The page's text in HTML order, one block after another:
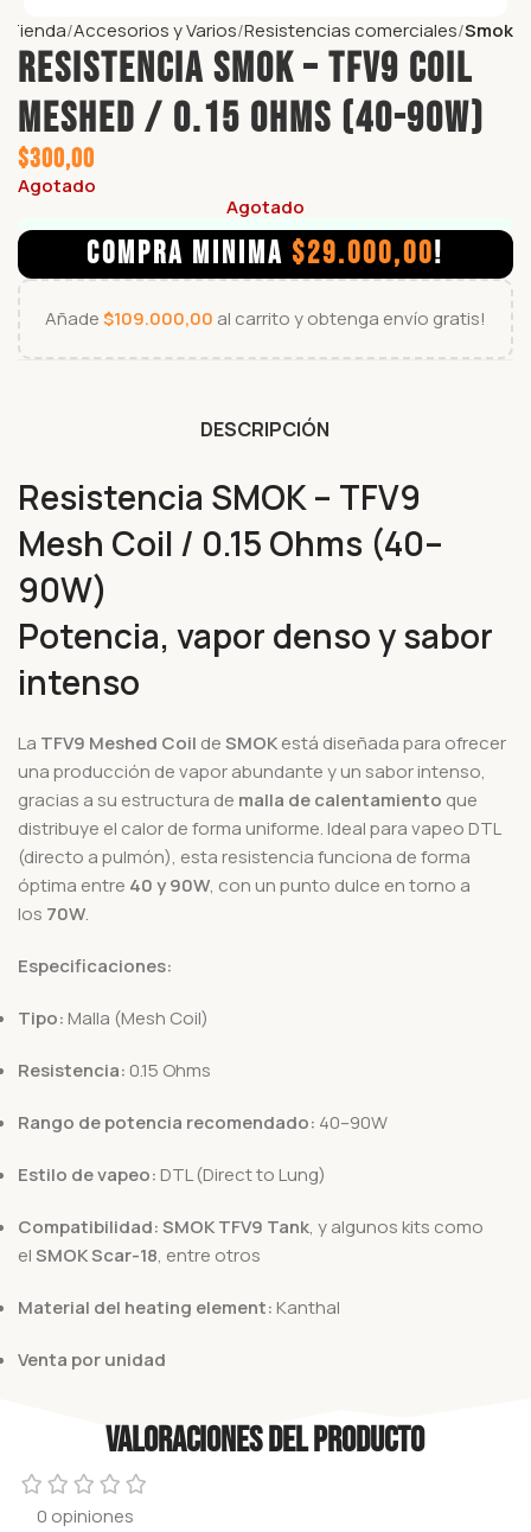
Tienda Accesorios y Varios Resistencias comerciales Smok
Resistencia SMOK – TFV9 COIL
Meshed / 0.15 Ohms (40-90W)
$300,00
Agotado
Agotado
COMPRA MINIMA $29.000,00!
Añade$109.000,00 al carrito y obtenga envío gratis!
DESCRIPCIÓN
Resistencia SMOK – TFV9
Mesh Coil / 0.15 Ohms (40–
90W)
Potencia, vapor denso y sabor
intenso
La TFV9 Meshed Coil deSMOKestá diseñada para ofrecer
una producción de vapor abundante y un sabor intenso,
gracias a su estructura de malla de calentamiento que
distribuye el calor de forma uniforme. Ideal para vapeo DTL
(directo a pulmón), esta resistencia funciona de forma
óptima entre 40 y 90W, con un punto dulce en torno a
los 70W.
Especificaciones:
Tipo: Malla (Mesh Coil)
Resistencia: 0.15 Ohms
Rango de potencia recomendado: 40–90W
Estilo de vapeo: DTL (Direct to Lung)
Compatibilidad:SMOK TFV9 Tank, y algunos kits como
elSMOK Scar-18, entre otros
Material del heating element: Kanthal
Venta por unidad
Valoraciones del producto
0 opiniones